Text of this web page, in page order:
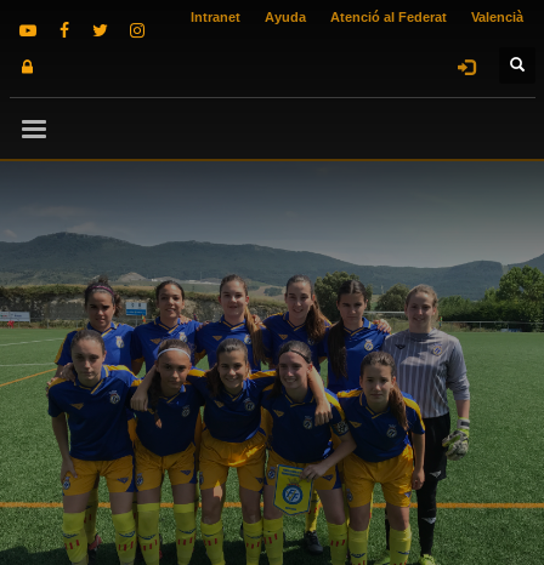
Intranet Ayuda Atenció al Federat Valencià